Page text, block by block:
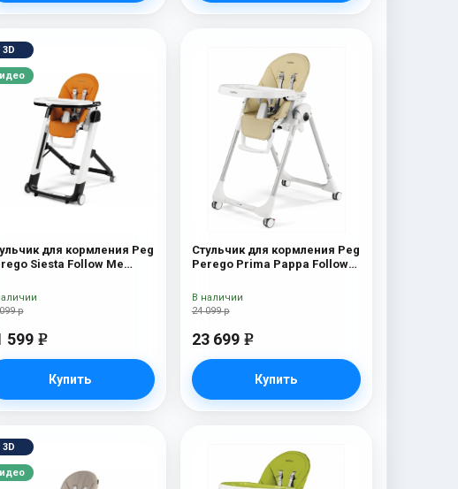
3D
для кормления Peg
Siesta Follow Me
р
599 e
Купить
Стульчик для кормления Peg
Perego Prima Pappa Follow
24 099 р
23 699 e
Купить
В наличии
3D